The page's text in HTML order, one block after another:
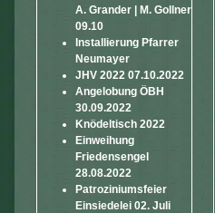
A. Grander | M. Gollner
09.10
Installierung Pfarrer
Neumayer
JHV 2022 07.10.2022
Angelobung ÖBH
30.09.2022
Knödeltisch 2022
Einweihung
Friedensengel
28.08.2022
Patroziniumsfeier
Einsiedelei 02. Juli